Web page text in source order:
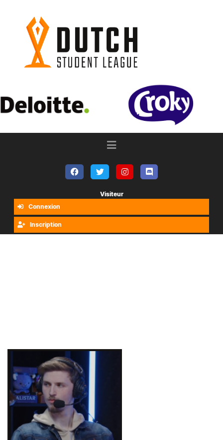
Visiteur
Connexion
Inscription